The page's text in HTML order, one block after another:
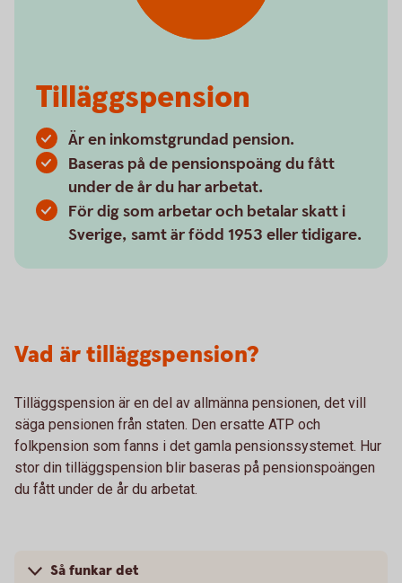
Tilläggspension
Är en inkomstgrundad pension.
Baseras på de pensionspoäng du fått
under de år du har arbetat.
För dig som arbetar och betalar skatt i
Sverige, samt är född 1953 eller tidigare.
Vad är tilläggspension?
Tilläggspension är en del av allmänna pensionen, det vill
säga pensionen från staten. Den ersatte ATP och
folkpension som fanns i det gamla pensionssystemet. Hur
stor din tilläggspension blir baseras på pensionspoängen
du fått under de år du arbetat.
Så funkar det